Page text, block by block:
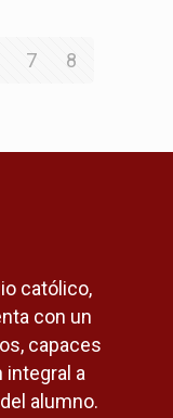
7 8
católico,
con un
capaces
integral a
alumno.